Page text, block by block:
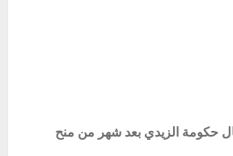
حكومة الزيدي بعد شهر من منح